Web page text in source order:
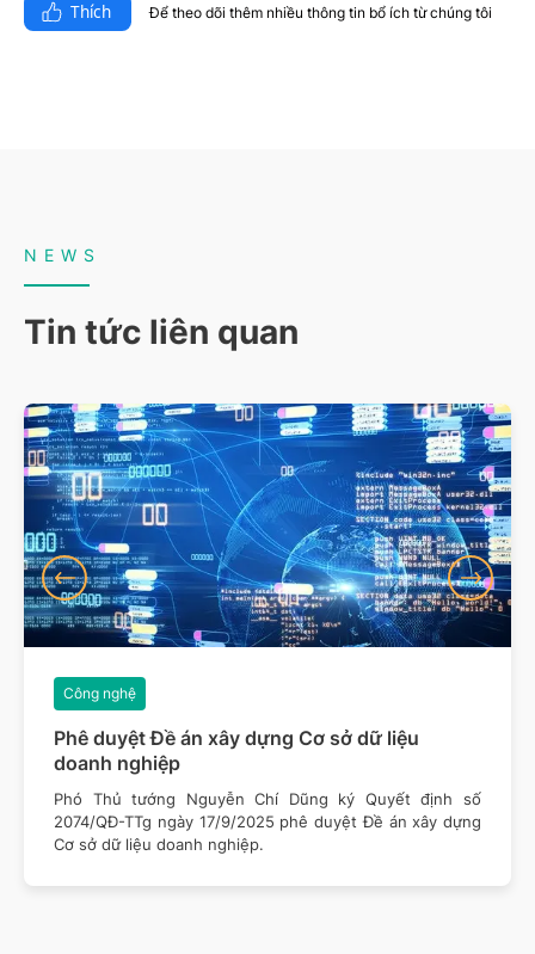
Thích Để theo dõi thêm nhiều thông tin bổ ích từ chúng tôi​
NEWS
Tin tức liên quan
Phê duyệt Đề án xây dựng Cơ sở dữ liệu
doanh nghiệp
Công nghệ
Phó Thủ tướng Nguyễn Chí Dũng ký Quyết định số
2074/QĐ-TTg ngày 17/9/2025 phê duyệt Đề án xây dựng
Cơ sở dữ liệu doanh nghiệp.